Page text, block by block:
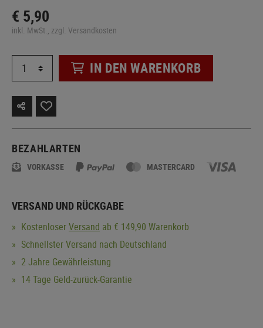
€ 5,90
inkl. MwSt., zzgl. Versandkosten
IN DEN WARENKORB
BEZAHLARTEN
VORKASSE MASTERCARD
VERSAND UND RÜCKGABE
KostenloserVersand ab € 149,90 Warenkorb
Schnellster Versand nach Deutschland
2 Jahre Gewährleistung
14 Tage Geld-zurück-Garantie